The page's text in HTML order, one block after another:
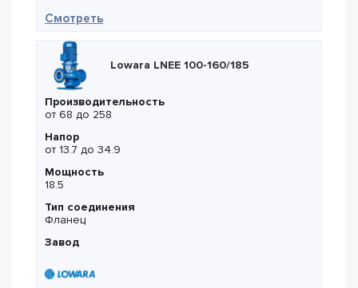
Смотреть— Lowara LNES 125-315/185
Lowara LNEE 100-160/185
Производительность
от 68 до 258
Напор
от 13.7 до 34.9
Мощность
18.5
Тип соединения
Фланец
Завод